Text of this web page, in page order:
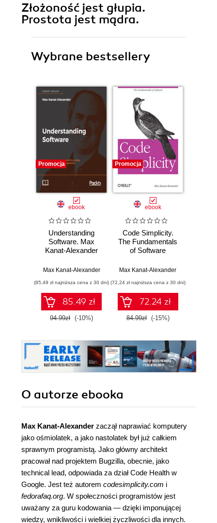
Złożoność jest głupia.
Prostota jest mądra.
Wybrane bestsellery
Promocja
ebook
Understanding
Software. Max
Kanat-Alexander
coding, and how to
programmer
Max Kanat-Alexander
(85,49 zł najniższa cena z 30 dni)
85.49 zł
94.99zł (-10%)
Promocja
ebook
Code Simplicity.
The Fundamentals
of Software
Max Kanat-Alexander
(72,24 zł najniższa cena z 30 dni)
72.24 zł
84.99zł (-15%)
O autorze ebooka
Max Kanat-Alexander zaczął naprawiać komputery
jako ośmiolatek, a jako nastolatek był już całkiem
sprawnym programistą. Jako główny architekt
pracował nad projektem Bugzilla, obecnie, jako
technical lead, odpowiada za dział Code Health w
Google. Jest też autorem codesimplicity.com i
fedorafaq.org. W społeczności programistów jest
uważany za guru kodowania — dzięki imponującej
wiedzy, wnikliwości i wielkiej życzliwości dla innych.